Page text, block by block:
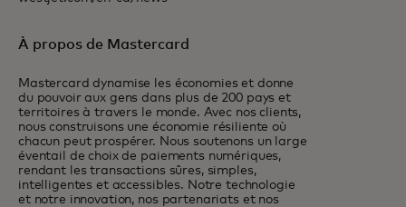
À propos de Mastercard
Mastercard dynamise les économies et donne
du pouvoir aux gens dans plus de 200 pays et
territoires à travers le monde. Avec nos clients,
nous construisons une économie résiliente où
chacun peut prospérer. Nous soutenons un large
éventail de choix de paiements numériques,
rendant les transactions sûres, simples,
intelligentes et accessibles. Notre technologie
et notre innovation, nos partenariats et nos